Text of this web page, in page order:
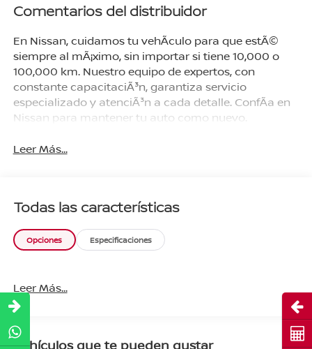
Comentarios del distribuidor
En Nissan, cuidamos tu vehÃ­culo para que estÃ©
siempre al mÃ¡ximo, sin importar si tiene 10,000 o
100,000 km. Nuestro equipo de expertos, con
constante capacitaciÃ³n, garantiza servicio
especializado y atenciÃ³n a cada detalle. ConfÃ­a en
Nissan para mantener tu auto como nuevo.
Leer Más...
Todas las características
Opciones Especificaciones
Leer Más...
Vehículos que te pueden gustar